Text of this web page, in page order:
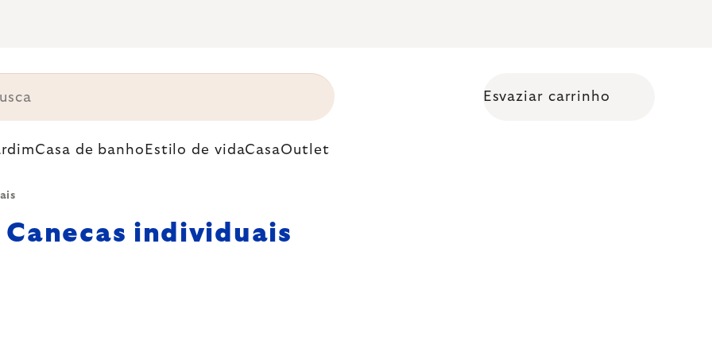
Esvaziar carrinho
Casa de banho Estilo de vidaCasaOutlet
Canecas individuais